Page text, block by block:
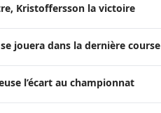
Kristoffersson la victoire
jouera dans la dernière course
l’écart au championnat